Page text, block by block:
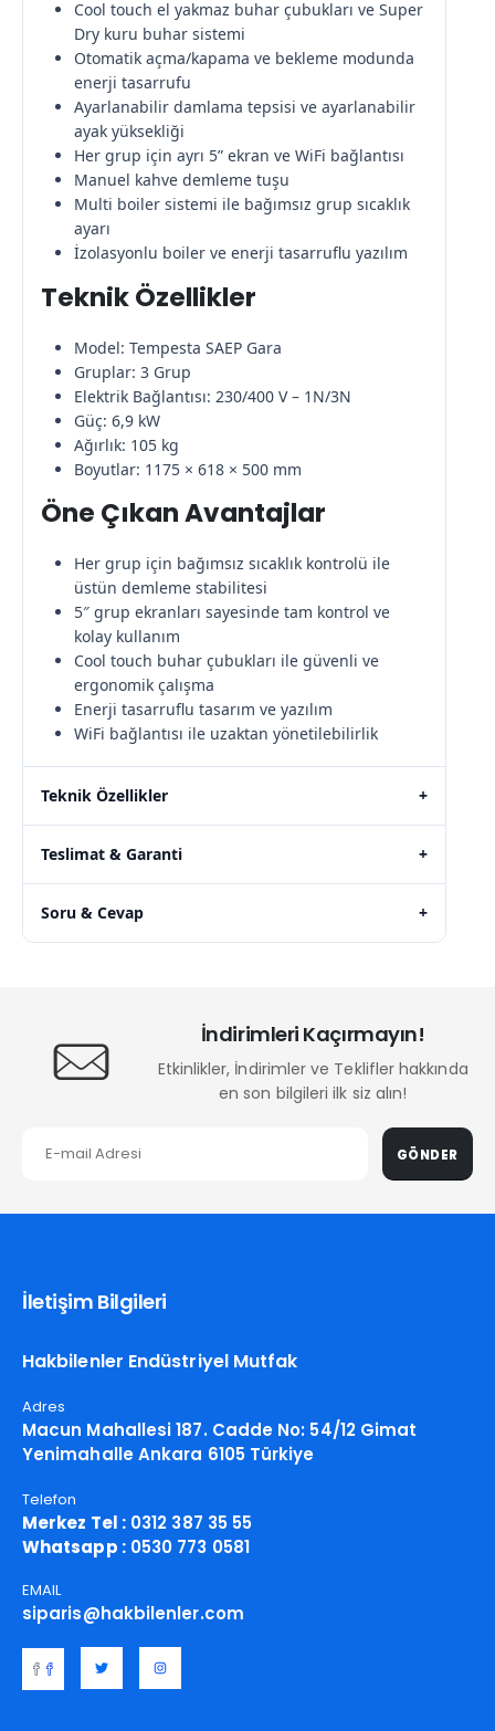
Cool touch el yakmaz buhar çubukları ve Super
Dry kuru buhar sistemi
Otomatik açma/kapama ve bekleme modunda
enerji tasarrufu
Ayarlanabilir damlama tepsisi ve ayarlanabilir
ayak yüksekliği
Her grup için ayrı 5” ekran ve WiFi bağlantısı
Manuel kahve demleme tuşu
Multi boiler sistemi ile bağımsız grup sıcaklık
ayarı
İzolasyonlu boiler ve enerji tasarruflu yazılım
Teknik Özellikler
Model: Tempesta SAEP Gara
Gruplar: 3 Grup
Elektrik Bağlantısı: 230/400 V – 1N/3N
Güç: 6,9 kW
Ağırlık: 105 kg
Boyutlar: 1175 × 618 × 500 mm
Öne Çıkan Avantajlar
Her grup için bağımsız sıcaklık kontrolü ile
üstün demleme stabilitesi
5″ grup ekranları sayesinde tam kontrol ve
kolay kullanım
Cool touch buhar çubukları ile güvenli ve
ergonomik çalışma
Enerji tasarruflu tasarım ve yazılım
WiFi bağlantısı ile uzaktan yönetilebilirlik
Teknik Özellikler +
Teslimat & Garanti +
Soru & Cevap +
İndirimleri Kaçırmayın!
Etkinlikler, İndirimler ve Teklifler hakkında
en son bilgileri ilk siz alın!
GÖNDER
İletişim Bilgileri
Hakbilenler Endüstriyel Mutfak
Adres
Macun Mahallesi 187. Cadde No: 54/12 Gimat
Yenimahalle Ankara 6105 Türkiye
Telefon
Merkez Tel :0312 387 35 55
Whatsapp :0530 773 0581
EMAIL
siparis@hakbilenler.com